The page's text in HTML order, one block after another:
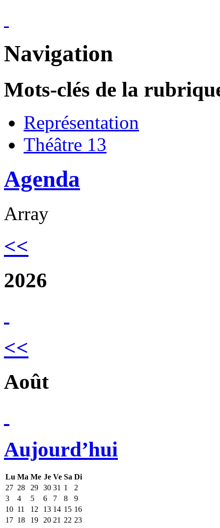
Navigation
Mots-clés de la
Représentation
Théâtre 13
Agenda
Array
<<
2026
<<
Août
Aujourd’hui
Lu Ma Me Je Ve Sa Di
27 28 29 30 31 1
2
3
4 5 6 7 8
9
10 11 12 13 14 15 16
17 18 19 20 21 22 23